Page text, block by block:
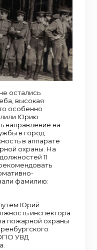
остались
высокая
особенно
Юрию
направление на
в город
в аппарате
охраны. На
11
фамилию:
Юрий
инспектора
пожарной охраны
УВД